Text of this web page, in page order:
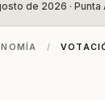
de 2026 · Punta
/